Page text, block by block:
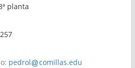
planta
pedrol comillas.edu